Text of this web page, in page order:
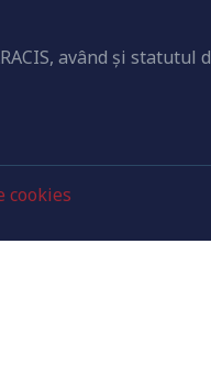
având şi
cookies